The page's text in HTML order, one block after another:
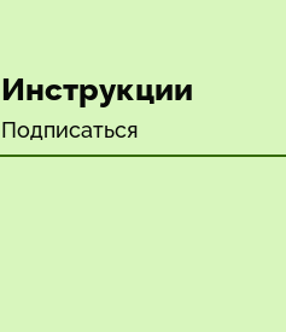
Инструкции
Подписаться